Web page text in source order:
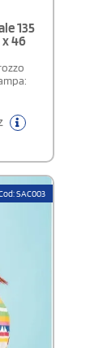
135
46
SAC003